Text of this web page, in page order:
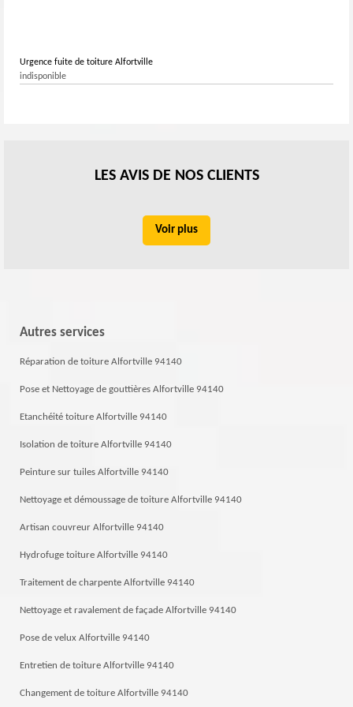
Urgence fuite de toiture Alfortville
indisponible
LES AVIS DE NOS CLIENTS
Voir plus
Autres services
Réparation de toiture Alfortville 94140
Pose et Nettoyage de gouttières Alfortville 94140
Etanchéité toiture Alfortville 94140
Isolation de toiture Alfortville 94140
Peinture sur tuiles Alfortville 94140
Nettoyage et démoussage de toiture Alfortville 94140
Artisan couvreur Alfortville 94140
Hydrofuge toiture Alfortville 94140
Traitement de charpente Alfortville 94140
Nettoyage et ravalement de façade Alfortville 94140
Pose de velux Alfortville 94140
Entretien de toiture Alfortville 94140
Changement de toiture Alfortville 94140